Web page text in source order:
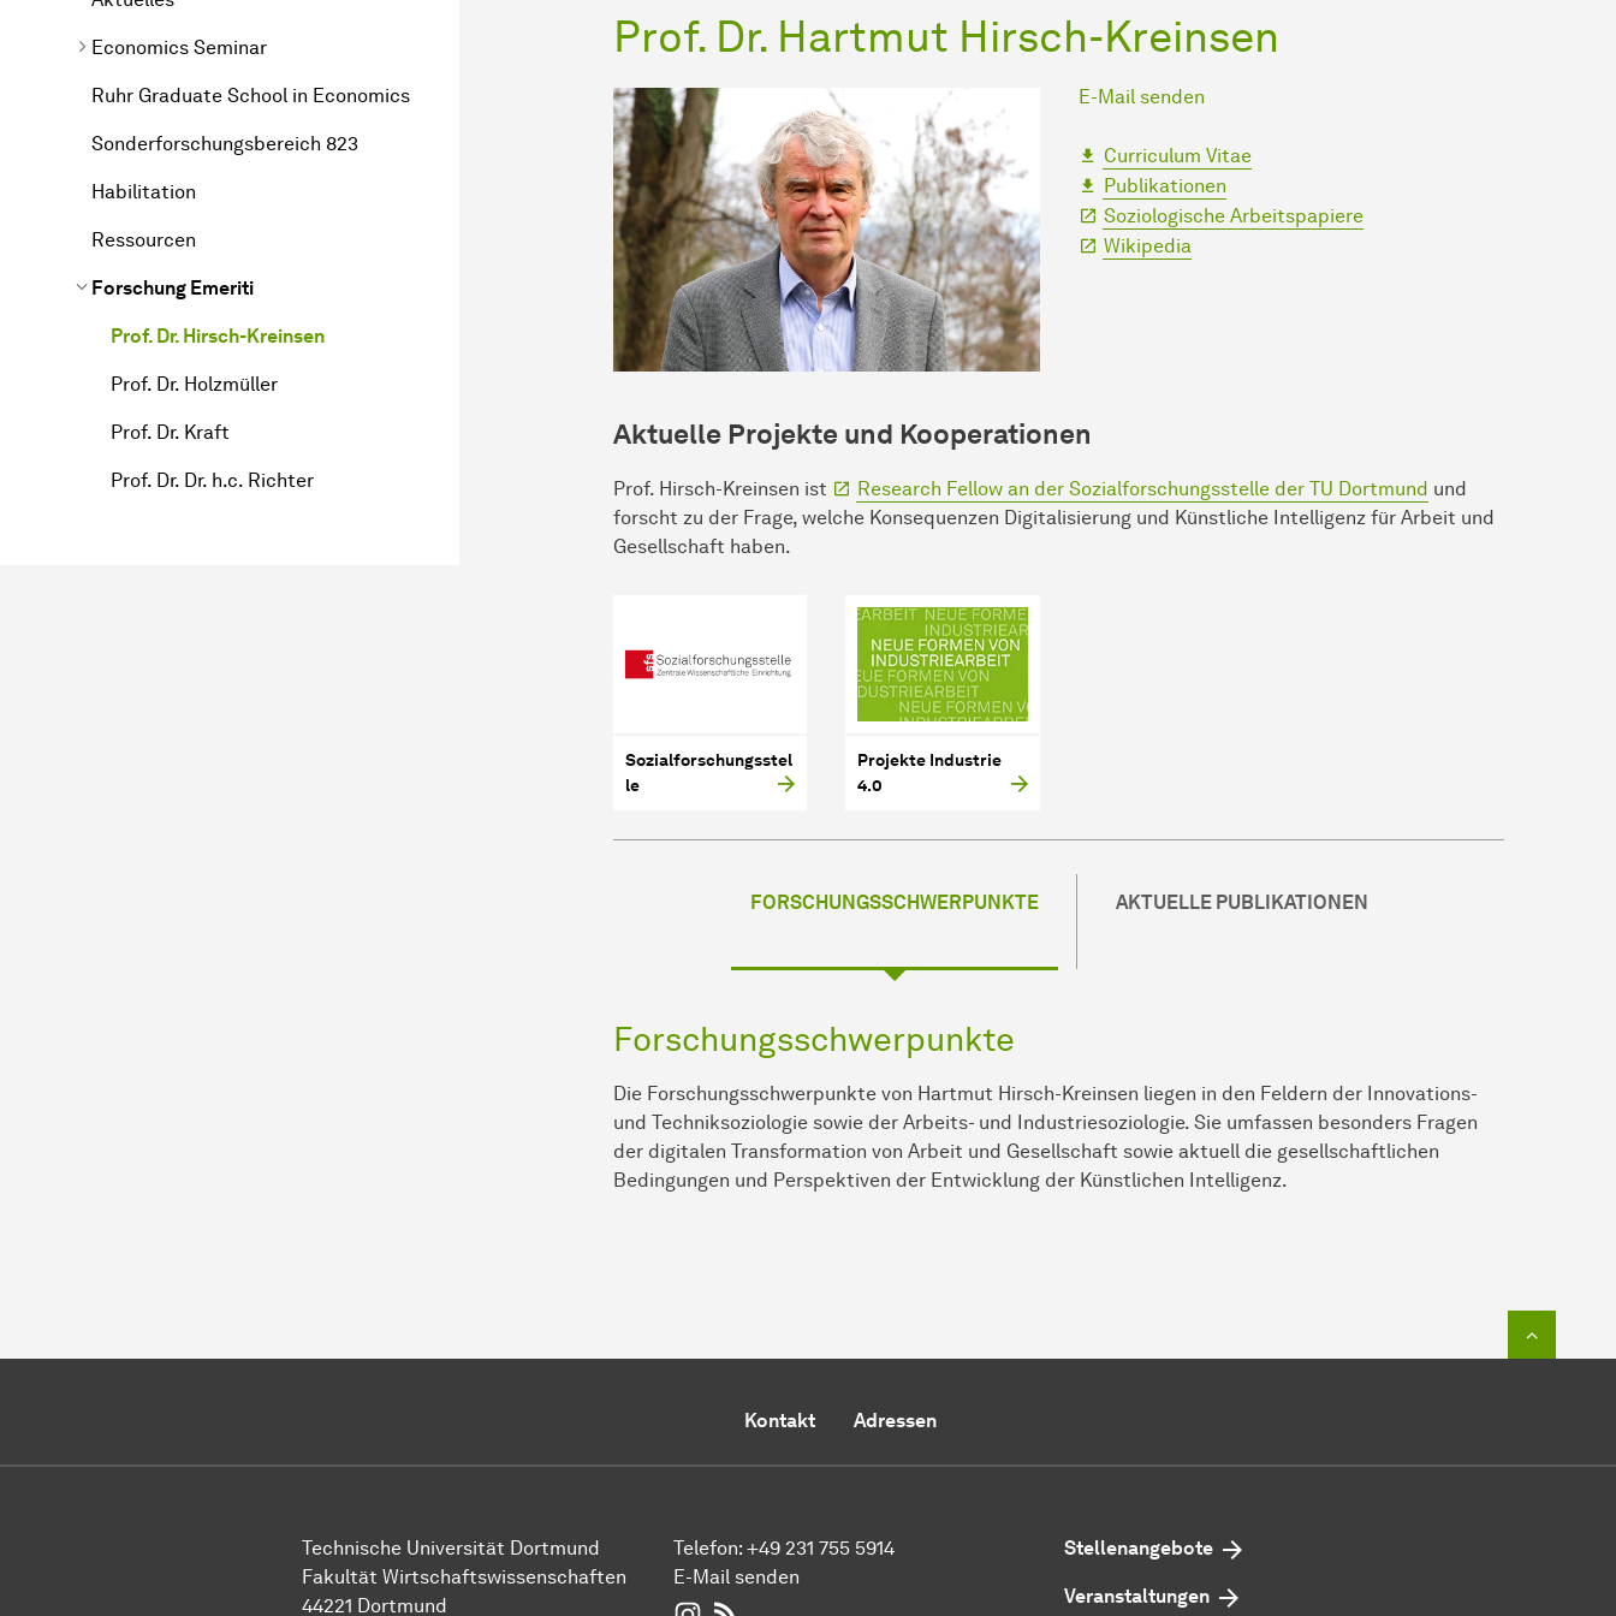
Economics Seminar
Ruhr Graduate School in Economics
Sonderforschungsbereich 823
Habilitation
Ressourcen
Forschung Emeriti
Prof. Dr. Hirsch-Kreinsen
Prof. Dr. Holzmüller
Prof. Dr. Kraft
Prof. Dr. Dr. h.c. Richter
Prof. Dr. Hartmut Hirsch-Kreinsen
E-Mail senden
Curriculum Vitae
Publikationen
Soziologische Arbeitspapiere
Wikipedia
Aktuelle Projekte und Kooperationen
Prof. Hirsch-Kreinsen ist Research Fellow an der Sozial­forschungs­stelle der TU Dort­mund und
forscht zu der Fra­ge, wel­che Kon­se­quenzen Di­gi­ta­li­sie­rung und Künstliche Intelligenz für Ar­beit und
Gesell­schaft haben.
Sozialforschungsstel
le
Projekte Industrie
4.0
FORSCHUNGSSCHWERPUNKTE AKTUELLE PUBLIKATIONEN
Forschungsschwerpunkte
Die Forschungsschwerpunkte von Hartmut Hirsch-Kreinsen liegen in den Feldern der Innovations-
und Techniksoziologie sowie der Arbeits- und Industriesoziologie. Sie umfassen besonders Fragen
der digitalen Transformation von Arbeit und Gesellschaft sowie aktuell die gesellschaftlichen
Bedingungen und Perspektiven der Entwicklung der Künstlichen Intelligenz.
Kontakt Adressen
Technische Universität Dortmund
Fakultät Wirtschaftswissenschaften
44221 Dortmund
Telefon: +49 231 755 5914
E-Mail senden
Stellenangebote
Veranstaltungen